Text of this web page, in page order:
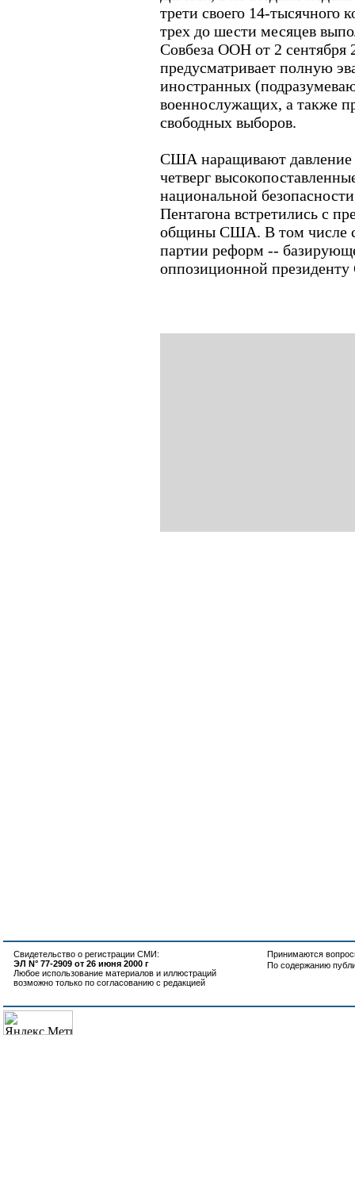
трети своего 14-тысячного
трех до шести месяцев
Совбеза ООН от 2 сентября
предусматривает полную
иностранных
военнослужащих, а также
свободных выборов.
США наращивают
четверг
национальной
Пентагона встретились с
общины США. В том числе с
партии реформ --
оппозиционной
Свидетельство о регистрации СМИ:
ЭЛ N° 77-2909 от 26 июня 2000 г
Любое использование материалов и иллюстраций
возможно только по согласованию с редакцией
Принимаются
По содержанию